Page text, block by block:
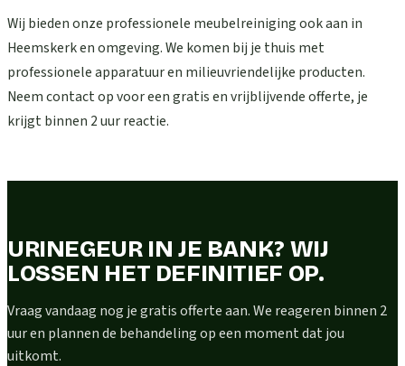
Wij bieden onze professionele meubelreiniging ook aan in
Heemskerk en omgeving. We komen bij je thuis met
professionele apparatuur en milieuvriendelijke producten.
Neem contact op voor een gratis en vrijblijvende offerte, je
krijgt binnen 2 uur reactie.
URINEGEUR IN JE BANK? WIJ
LOSSEN HET DEFINITIEF OP.
Vraag vandaag nog je gratis offerte aan. We reageren binnen 2
uur en plannen de behandeling op een moment dat jou
uitkomt.